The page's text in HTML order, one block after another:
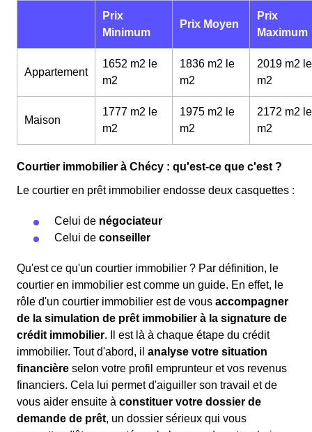
Prix
Minimum
Prix Moyen
Prix
Maximum
Appartement
1652 m2 le
m2
1836 m2 le
m2
2019 m2 le
m2
Maison
1777 m2 le
m2
1975 m2 le
m2
2172 m2 le
m2
Courtier immobilier à Chécy : qu'est-ce que c'est ?
Le courtier en prêt immobilier endosse deux casquettes :
Celui de négociateur
Celui de conseiller
Qu'est ce qu'un courtier immobilier ? Par définition, le
courtier en immobilier est comme un guide. En effet, le
rôle d'un courtier immobilier est de vous accompagner
de la simulation de prêt immobilier à la signature de
crédit immobilier. Il est là à chaque étape du crédit
immobilier. Tout d'abord, il analyse votre situation
financière selon votre profil emprunteur et vos revenus
financiers. Cela lui permet d'aiguiller son travail et de
vous aider ensuite à constituer votre dossier de
demande de prêt, un dossier sérieux qui vous